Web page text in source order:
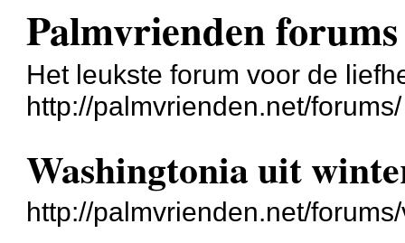
Palmvrienden forums
Het leukste forum voor de
http://palmvrienden.net/forums/
Washingtonia uit
http://palmvrienden.net/